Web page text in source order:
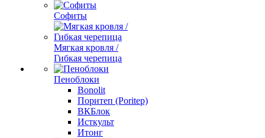
Софиты
Мягкая кровля /
Гибкая черепица
Пеноблоки
Bonolit
Поритеп (Poritep)
ВКБлок
Исткульт
Итонг